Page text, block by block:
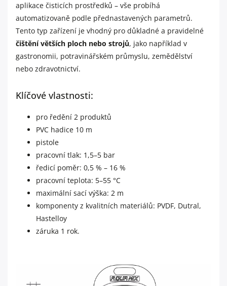
aplikace čisticích prostředků – vše probíhá
automatizovaně podle přednastavených parametrů.
Tento typ zařízení je vhodný pro důkladné a pravidelné
čištění větších ploch nebo strojů, jako například v
gastronomii, potravinářském průmyslu, zemědělství
nebo zdravotnictví.
Klíčové vlastnosti:
pro ředění 2 produktů
PVC hadice 10 m
pistole
pracovní tlak: 1,5–5 bar
ředicí poměr: 0,5 % – 16 %
pracovní teplota: 5–55 °C
maximální sací výška: 2 m
komponenty z kvalitních materiálů: PVDF, Dutral,
Hastelloy
záruka 1 rok.